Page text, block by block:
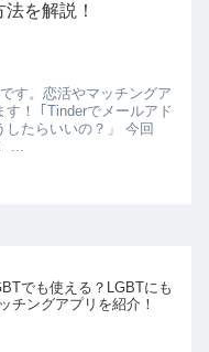
を解説！
す。恋活やマッチングア
！ ｢Tinderでメールアド
したらいいの？」 今回
...
でも使える？LGBTにも
チングアプリを紹介！